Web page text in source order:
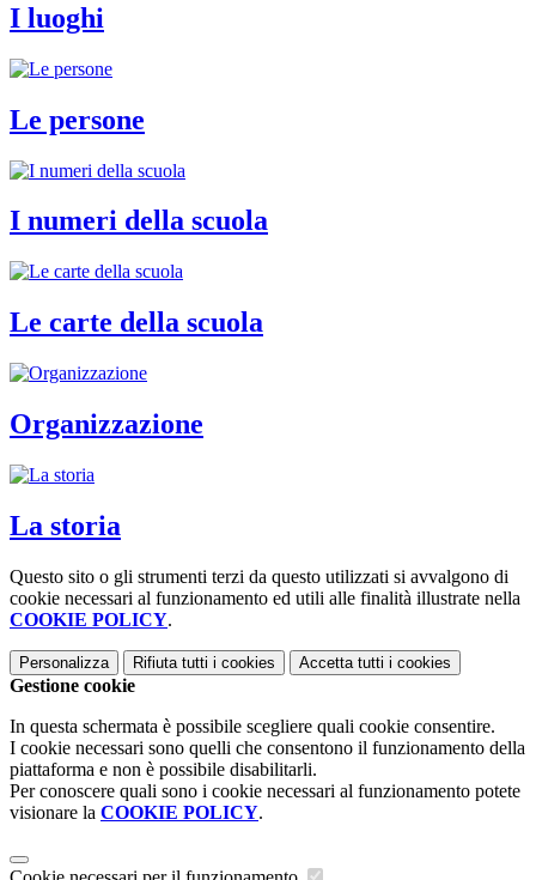
I luoghi
Le persone
I numeri della scuola
Le carte della scuola
Organizzazione
La storia
Questo sito o gli strumenti terzi da questo utilizzati si avvalgono di
cookie necessari al funzionamento ed utili alle finalità illustrate nella
COOKIE POLICY.
Personalizza Rifiuta tutti i cookies Accetta tutti i cookies
Gestione cookie
In questa schermata è possibile scegliere quali cookie consentire.
I cookie necessari sono quelli che consentono il funzionamento della
piattaforma e non è possibile disabilitarli.
Per conoscere quali sono i cookie necessari al funzionamento potete
visionare la COOKIE POLICY.